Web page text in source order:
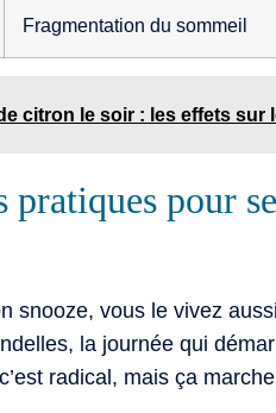
Fragmentation du sommeil
citron le soir : les effets sur
pratiques pour
snooze, vous le vivez
la journée qui
radical, mais ça